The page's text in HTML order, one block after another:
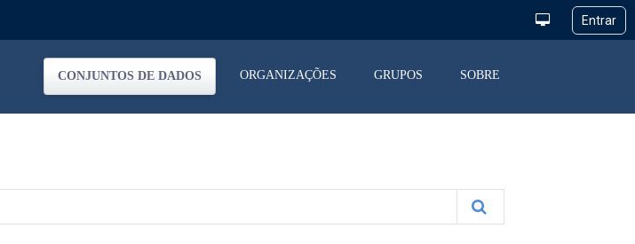
CONJUNTOS DE DADOS ORGANIZAÇÕES GRUPOS SOBRE